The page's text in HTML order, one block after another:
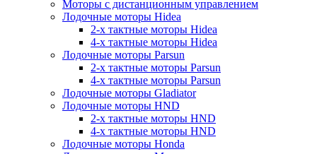
Моторы с дистанционным управлением
Лодочные моторы Hidea
2-х тактные моторы Hidea
4-х тактные моторы Hidea
Лодочные моторы Parsun
2-х тактные моторы Parsun
4-х тактные моторы Parsun
Лодочные моторы Gladiator
Лодочные моторы HND
2-х тактные моторы HND
4-х тактные моторы HND
Лодочные моторы Honda